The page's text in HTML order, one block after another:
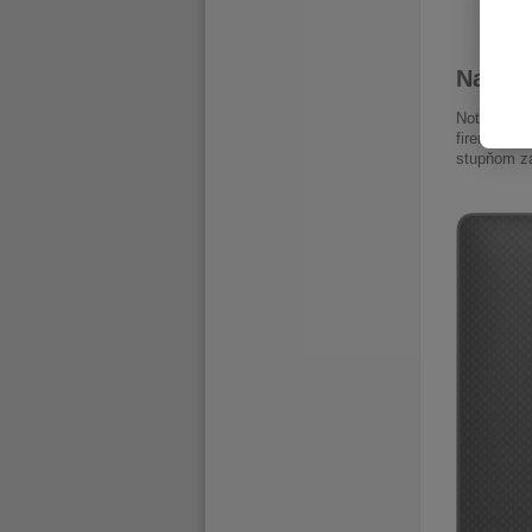
firemnom
stupňom